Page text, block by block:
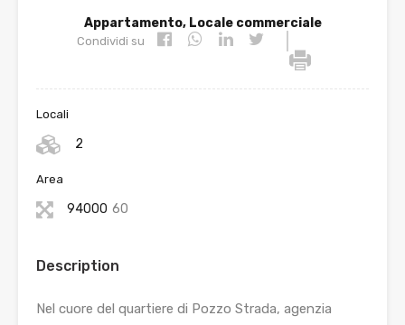
Appartamento, Locale commerciale
Condividi su
Locali
2
Area
94000 60
Description
Nel cuore del quartiere di Pozzo Strada, agenzia